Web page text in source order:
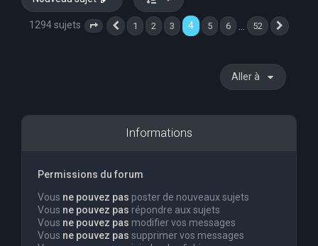
1294 sujets Page 4 sur 52
Précédente
1 2 3 4 5 6 52
Aller à
Informations
Permissions du forum
Vous ne pouvez pas poster de nouveaux sujets
Vous ne pouvez pas répondre aux sujets
Vous ne pouvez pas modifier vos messages
Vous ne pouvez pas supprimer vos messages